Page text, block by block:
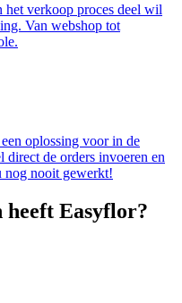
verkoop proces deel wil
Van webshop tot
oplossing voor in de
de orders invoeren en
nog nooit gewerkt!
Easyflor?